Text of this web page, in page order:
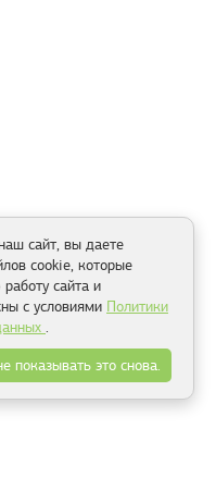
сайт, вы даете
cookie, которые
сайта и
с условиями Политики
.
показывать это снова.